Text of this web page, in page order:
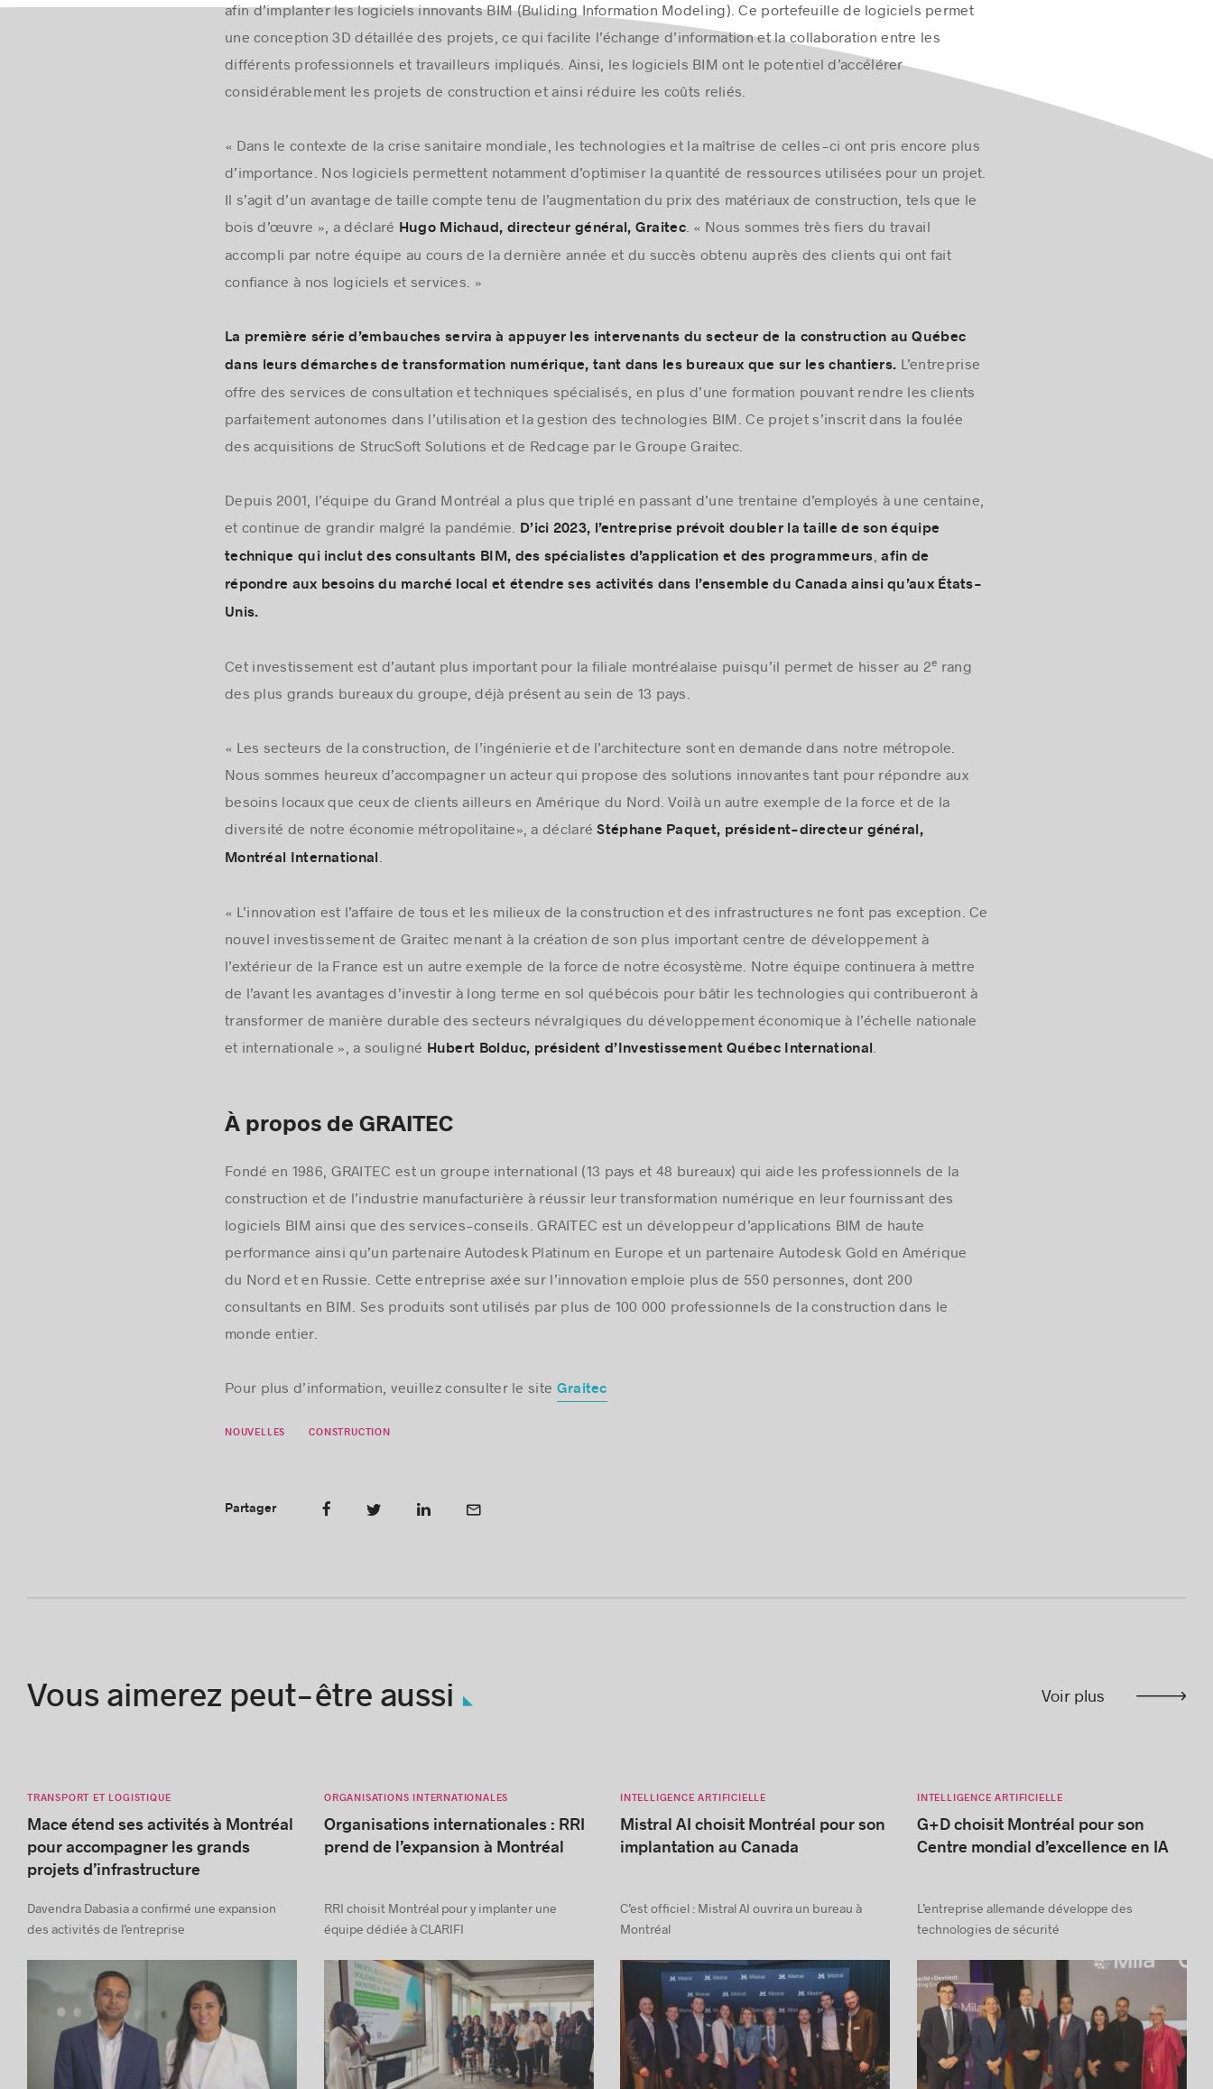
afin d’implanter les logiciels innovants BIM (Buliding Information Modeling). Ce portefeuille de logiciels permet
une conception 3D détaillée des projets, ce qui facilite l’échange d’information et la collaboration entre les
différents professionnels et travailleurs impliqués. Ainsi, les logiciels BIM ont le potentiel d’accélérer
considérablement les projets de construction et ainsi réduire les coûts reliés.
« Dans le contexte de la crise sanitaire mondiale, les technologies et la maîtrise de celles-ci ont pris encore plus
d’importance. Nos logiciels permettent notamment d’optimiser la quantité de ressources utilisées pour un projet.
Il s’agit d’un avantage de taille compte tenu de l’augmentation du prix des matériaux de construction, tels que le
bois d’œuvre », a déclaré Hugo Michaud, directeur général, Graitec. « Nous sommes très fiers du travail
accompli par notre équipe au cours de la dernière année et du succès obtenu auprès des clients qui ont fait
confiance à nos logiciels et services. »
La première série d’embauches servira à appuyer les intervenants du secteur de la construction au Québec
dans leurs démarches de transformation numérique, tant dans les bureaux que sur les chantiers. L’entreprise
offre des services de consultation et techniques spécialisés, en plus d’une formation pouvant rendre les clients
parfaitement autonomes dans l’utilisation et la gestion des technologies BIM. Ce projet s’inscrit dans la foulée
des acquisitions de StrucSoft Solutions et de Redcage par le Groupe Graitec.
Depuis 2001, l’équipe du Grand Montréal a plus que triplé en passant d’une trentaine d’employés à une centaine,
et continue de grandir malgré la pandémie. D’ici 2023, l’entreprise prévoit doubler la taille de son équipe
technique qui inclut des consultants BIM, des spécialistes d’application et des programmeurs,afin de
répondre aux besoins du marché local et étendre ses activités dans l’ensemble du Canada ainsi qu’aux États-
Unis.
Cet investissement est d’autant plus important pour la filiale montréalaise puisqu’il permet de hisser au 2e rang
des plus grands bureaux du groupe, déjà présent au sein de 13 pays.
« Les secteurs de la construction, de l’ingénierie et de l’architecture sont en demande dans notre métropole.
Nous sommes heureux d’accompagner un acteur qui propose des solutions innovantes tant pour répondre aux
besoins locaux que ceux de clients ailleurs en Amérique du Nord. Voilà un autre exemple de la force et de la
diversité de notre économie métropolitaine», a déclaréStéphane Paquet, président-directeur général,
Montréal International.
« L’innovation est l’affaire de tous et les milieux de la construction et des infrastructures ne font pas exception. Ce
nouvel investissement de Graitec menant à la création de son plus important centre de développement à
l’extérieur de la France est un autre exemple de la force de notre écosystème. Notre équipe continuera à mettre
de l’avant les avantages d’investir à long terme en sol québécois pour bâtir les technologies qui contribueront à
transformer de manière durable des secteurs névralgiques du développement économique à l’échelle nationale
et internationale », a souligné Hubert Bolduc, président d’Investissement Québec International.
À propos de GRAITEC
Fondé en 1986, GRAITEC est un groupe international (13 pays et 48 bureaux) qui aide les professionnels de la
construction et de l’industrie manufacturière à réussir leur transformation numérique en leur fournissant des
logiciels BIM ainsi que des services-conseils. GRAITEC est un développeur d’applications BIM de haute
performance ainsi qu’un partenaire Autodesk Platinum en Europe et un partenaire Autodesk Gold en Amérique
du Nord et en Russie. Cette entreprise axée sur l’innovation emploie plus de 550 personnes, dont 200
consultants en BIM. Ses produits sont utilisés par plus de 100 000 professionnels de la construction dans le
monde entier.
Pour plus d’information, veuillez consulter le site Graitec
NOUVELLES CONSTRUCTION
Partager
Vous aimerez peut-être aussi Voir plus
TRANSPORT ET LOGISTIQUE
Mace étend ses activités à Montréal
pour accompagner les grands
projets d’infrastructure
Davendra Dabasia a confirmé une expansion
des activités de l’entreprise
ORGANISATIONS INTERNATIONALES
Organisations internationales : RRI
prend de l’expansion à Montréal
RRI choisit Montréal pour y implanter une
équipe dédiée à CLARIFI
INTELLIGENCE ARTIFICIELLE
Mistral AI choisit Montréal pour son
implantation au Canada
C’est officiel : Mistral AI ouvrira un bureau à
Montréal
INTELLIGENCE ARTIFICIELLE
G+D choisit Montréal pour son
Centre mondial d’excellence en IA
L’entreprise allemande développe des
technologies de sécurité